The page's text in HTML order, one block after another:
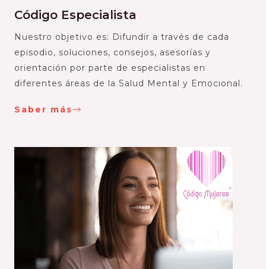
Código Especialista
Nuestro objetivo es: Difundir a través de cada
episodio, soluciones, consejos, asesorías y
orientación por parte de especialistas en
diferentes áreas de la Salud Mental y Emocional.
Saber más